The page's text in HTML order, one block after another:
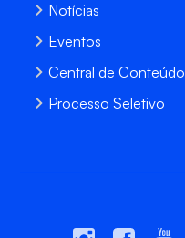
Notícias
Eventos
Central de Conteúdo
Processo Seletivo